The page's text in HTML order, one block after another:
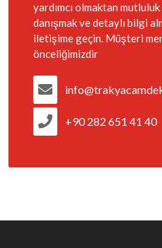
yardımcı olmaktan
danışmak ve detaylı bilgi
iletişime geçin. Müşteri
önceliğimizdir
+90 282 651 41 40